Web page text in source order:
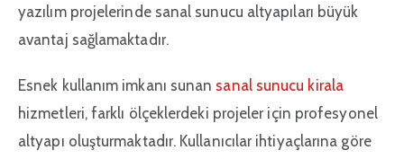
yazılım projelerinde sanal sunucu altyapıları büyük
avantaj sağlamaktadır.
Esnek kullanım imkanı sunan sanal sunucu kirala
hizmetleri, farklı ölçeklerdeki projeler için profesyonel
altyapı oluşturmaktadır. Kullanıcılar ihtiyaçlarına göre